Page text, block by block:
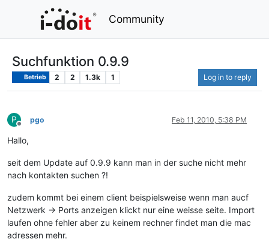
Community
Suchfunktion 0.9.9
Betrieb 2 2 1.3k 1 Log in to reply
P
Offline
pgo Feb 11, 2010, 5:38 PM
Hallo,
seit dem Update auf 0.9.9 kann man in der suche nicht mehr
nach kontakten suchen ?!
zudem kommt bei einem client beispielsweise wenn man aucf
Netzwerk -> Ports anzeigen klickt nur eine weisse seite. Import
laufen ohne fehler aber zu keinem rechner findet man die mac
adressen mehr.